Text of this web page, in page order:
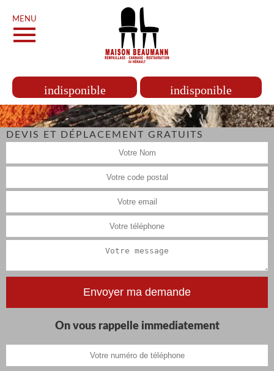
MENU
indisponible indisponible
DEVIS ET DÉPLACEMENT GRATUITS
On vous rappelle immediatement